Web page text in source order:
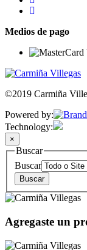
Medios de pago
©2019 Carmiña
Powered by:
Technology:
×
Buscar
Buscar
Agregaste un